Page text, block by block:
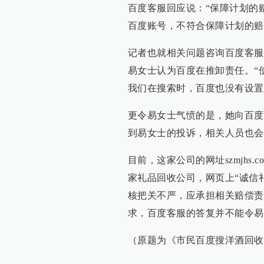
百度客服回应说：“保障计划的
百度账号，不符合保障计划的
记者也就相关问题咨询百度客
易女士认为百度在推卸责任。“
我们在搜索时，百度也没有设
更令易女士气愤的是，她向百
到易女士的投诉，相关人员也
目前，这家公司的网址
家礼品回收公司，网页上“诚信
核把关不严，应承担相关赔偿
求，百度客服的答复并不能令
（原题为《市民百度搜洋酒回